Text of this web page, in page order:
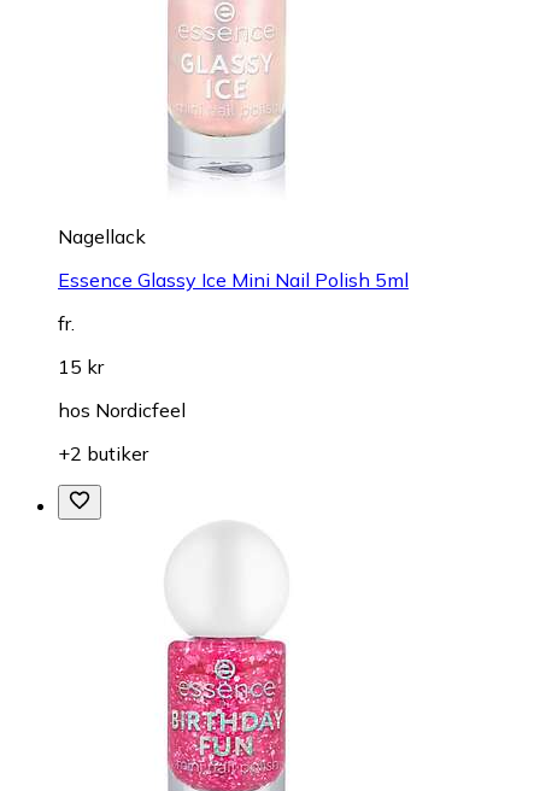
Nagellack
Essence Glassy Ice Mini Nail Polish 5ml
fr.
15 kr
hos Nordicfeel
+2 butiker